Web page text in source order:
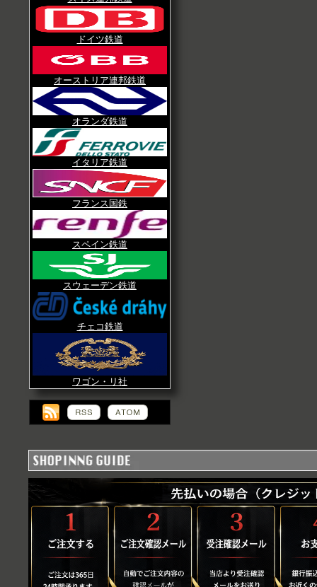
ドイツ鉄道
オーストリア連邦鉄道
オランダ鉄道
イタリア鉄道
フランス国鉄
スペイン鉄道
スウェーデン鉄道
チェコ鉄道
ワゴン・リ社